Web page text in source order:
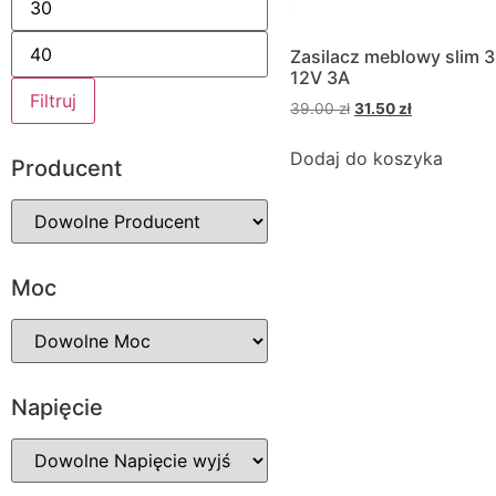
Filtruj
Producent
Moc
Napięcie
Zasilacz meblowy slim
12V 3A
39.00zł 31.50 zł
Dodaj do koszyka